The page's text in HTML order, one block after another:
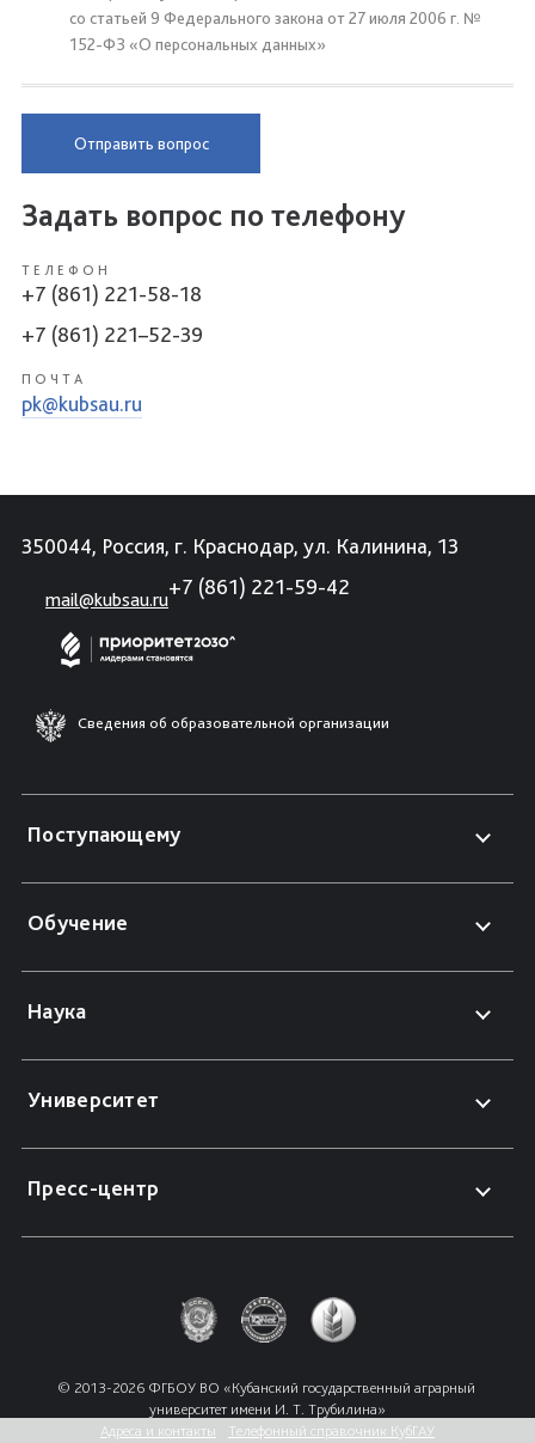
со статьей 9 Федерального закона от 27 июля 2006 г. №
152-ФЗ «О персональных данных»
Отправить вопрос
Задать вопрос по телефону
ТЕЛЕФОН
+7 (861) 221-58-18
+7 (861) 221–52-39
ПОЧТА
pk@kubsau.ru
350044, Россия, г. Краснодар, ул. Калинина, 13
mail@kubsau.ru
+7 (861) 221-59-42
Сведения об образовательной организации
Поступающему
Обучение
Наука
Университет
Пресс-центр
© 2013-2026 ФГБОУ ВО «Кубанский государственный аграрный
университет имени И. Т. Трубилина»
Адреса и контакты
Телефонный справочник КубГАУ